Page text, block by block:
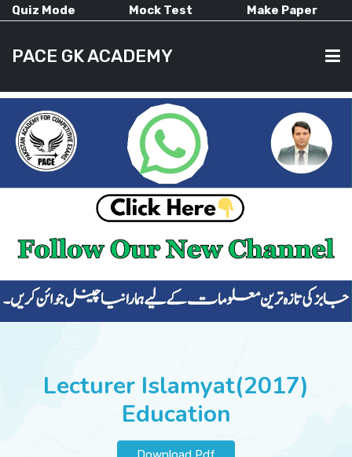
Quiz Mode Mock Test Make Paper
PACE GK ACADEMY
HOME
CURRENT AFFAIRS
ALL-SUBJECTS
Lecturer Islamyat(2017)
Education